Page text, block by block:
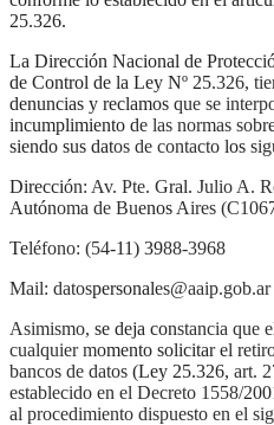
25.326.
La Dirección Nacional de
de Control de la Ley Nº 25.326,
denuncias y reclamos que se
incumplimiento de las normas
siendo sus datos de contacto los
Dirección: Av. Pte. Gral. Julio A.
Autónoma de Buenos Aires
Teléfono: (54-11) 3988-3968
Mail: datospersonales@aaip.gob.ar
Asimismo, se deja constancia que
cualquier momento solicitar el
bancos de datos (Ley 25.326, art.
establecido en el Decreto 1558/
al procedimiento dispuesto en el